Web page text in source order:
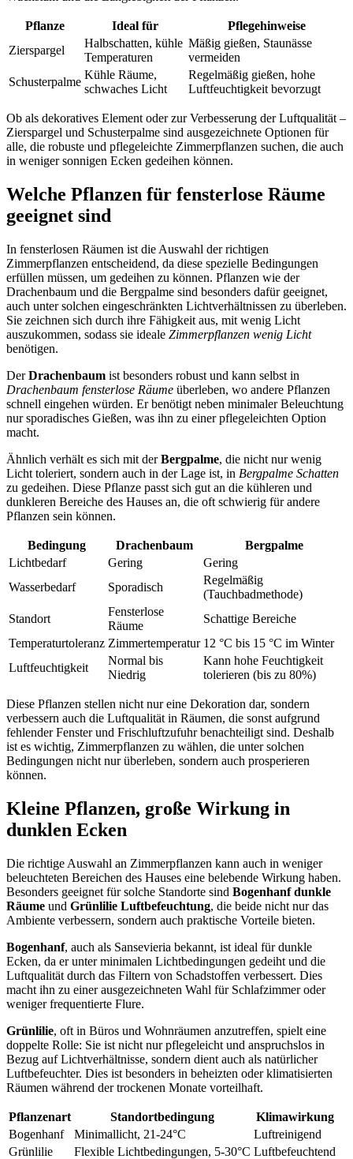
Pflanze Ideal für
Pflegehinweise
Zierspargel
Halbschatten, kühle
Temperaturen
Mäßig gießen, Staunässe
vermeiden
Schusterpalme
Kühle Räume,
schwaches Licht
Regelmäßig gießen, hohe
Luftfeuchtigkeit bevorzugt
Ob als dekoratives Element oder zur Verbesserung der Luftqualität –
Zierspargel und Schusterpalme sind ausgezeichnete Optionen für
alle, die robuste und pflegeleichte Zimmerpflanzen suchen, die auch
in weniger sonnigen Ecken gedeihen können.
Welche Pflanzen für fensterlose Räume
geeignet sind
In fensterlosen Räumen ist die Auswahl der richtigen
Zimmerpflanzen entscheidend, da diese spezielle Bedingungen
erfüllen müssen, um gedeihen zu können. Pflanzen wie der
Drachenbaum und die Bergpalme sind besonders dafür geeignet,
auch unter solchen eingeschränkten Lichtverhältnissen zu überleben.
Sie zeichnen sich durch ihre Fähigkeit aus, mit wenig Licht
auszukommen, sodass sie ideale Zimmerpflanzen wenig Licht
benötigen.
DerDrachenbaum ist besonders robust und kann selbst in
Drachenbaum fensterlose Räume überleben, wo andere Pflanzen
schnell eingehen würden. Er benötigt neben minimaler Beleuchtung
nur sporadisches Gießen, was ihn zu einer pflegeleichten Option
macht.
Ähnlich verhält es sich mit derBergpalme, die nicht nur wenig
Licht toleriert, sondern auch in der Lage ist, in Bergpalme Schatten
zu gedeihen. Diese Pflanze passt sich gut an die kühleren und
dunkleren Bereiche des Hauses an, die oft schwierig für andere
Pflanzen sein können.
Bedingung Drachenbaum
Bergpalme
Lichtbedarf
Gering
Gering
Wasserbedarf
Sporadisch
Regelmäßig
(Tauchbadmethode)
Standort
Fensterlose
Räume
Schattige Bereiche
Temperaturtoleranz Zimmertemperatur 12 °C bis 15 °C im Winter
Luftfeuchtigkeit
Normal bis
Niedrig
Kann hohe Feuchtigkeit
tolerieren (bis zu 80%)
Diese Pflanzen stellen nicht nur eine Dekoration dar, sondern
verbessern auch die Luftqualität in Räumen, die sonst aufgrund
fehlender Fenster und Frischluftzufuhr benachteiligt sind. Deshalb
ist es wichtig, Zimmerpflanzen zu wählen, die unter solchen
Bedingungen nicht nur überleben, sondern auch prosperieren
können.
Kleine Pflanzen, große Wirkung in
dunklen Ecken
Die richtige Auswahl an Zimmerpflanzen kann auch in weniger
beleuchteten Bereichen des Hauses eine belebende Wirkung haben.
Besonders geeignet für solche Standorte sind Bogenhanf dunkle
Räume und Grünlilie Luftbefeuchtung, die beide nicht nur das
Ambiente verbessern, sondern auch praktische Vorteile bieten.
Bogenhanf, auch als Sansevieria bekannt, ist ideal für dunkle
Ecken, da er unter minimalen Lichtbedingungen gedeiht und die
Luftqualität durch das Filtern von Schadstoffen verbessert. Dies
macht ihn zu einer ausgezeichneten Wahl für Schlafzimmer oder
weniger frequentierte Flure.
Grünlilie, oft in Büros und Wohnräumen anzutreffen, spielt eine
doppelte Rolle: Sie ist nicht nur pflegeleicht und anspruchslos in
Bezug auf Lichtverhältnisse, sondern dient auch als natürlicher
Luftbefeuchter. Dies ist besonders in beheizten oder klimatisierten
Räumen während der trockenen Monate vorteilhaft.
Pflanzenart Standortbedingung
Klimawirkung
Bogenhanf
Minimallicht, 21-24°C
Luftreinigend
Grünlilie
Flexible Lichtbedingungen, 5-30°C Luftbefeuchtend